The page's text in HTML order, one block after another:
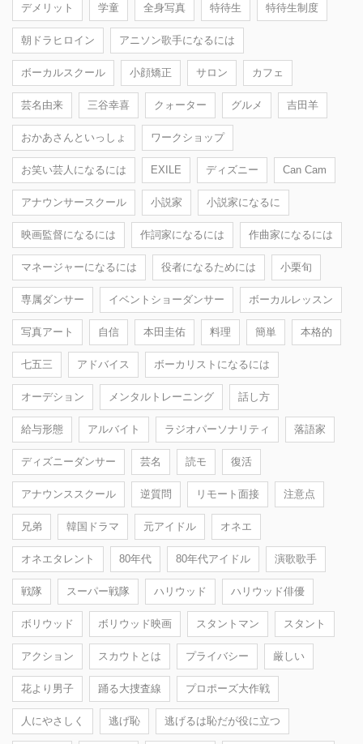
デメリット 学童 全身写真 特待生 特待生制度
朝ドラヒロイン アニソン歌手になるには
ボーカルスクール 小顔矯正 サロン カフェ
芸名由来 三谷幸喜 クォーター グルメ 吉田羊
おかあさんといっしょ ワークショップ
お笑い芸人になるには EXILE ディズニー Can Cam
アナウンサースクール 小説家 小説家になるに
映画監督になるには 作詞家になるには 作曲家になるには
マネージャーになるには 役者になるためには 小栗旬
専属ダンサー イベントショーダンサー ボーカルレッスン
写真アート 自信 本田圭佑 料理 簡単 本格的
七五三 アドバイス ボーカリストになるには
オーデション メンタルトレーニング 話し方
給与形態 アルバイト ラジオパーソナリティ 落語家
ディズニーダンサー 芸名 読モ 復活
アナウンススクール 逆質問 リモート面接 注意点
兄弟 韓国ドラマ 元アイドル オネエ
オネエタレント 80年代 80年代アイドル 演歌歌手
戦隊 スーパー戦隊 ハリウッド ハリウッド俳優
ボリウッド ボリウッド映画 スタントマン スタント
アクション スカウトとは プライバシー 厳しい
花より男子 踊る大捜査線 プロポーズ大作戦
人にやさしく 逃げ恥 逃げるは恥だが役に立つ